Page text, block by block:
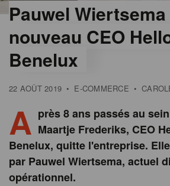
Pauwel
nouveau CEO
Benelux
22 AOÛT 2019 • E-COMMERCE •
A près 8 ans passés au
Maartje Frederiks, CEO
Benelux, quitte l'entreprise.
par Pauwel Wiertsema, actuel
opérationnel.